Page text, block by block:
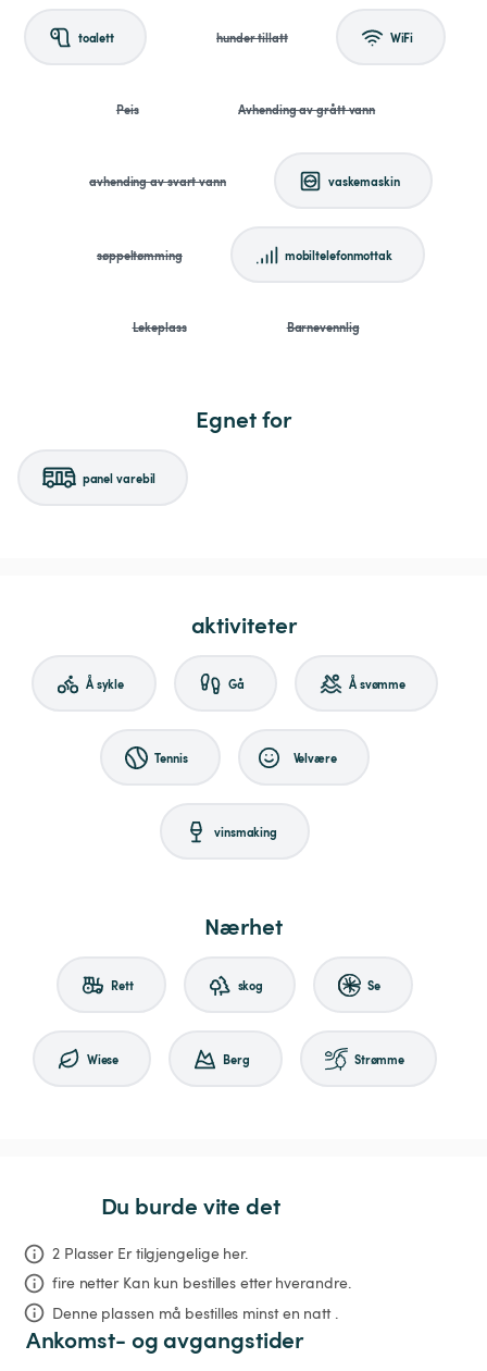
toalett hunder tillatt WiFi
Peis Avhending av grått vann
avhending av svart vann vaskemaskin
søppeltømming mobiltelefonmottak
Lekeplass Barnevennlig
Egnet for
panel varebil
aktiviteter
Å sykle Gå Å svømme
Tennis Velvære
vinsmaking
Nærhet
Rett skog Se
Wiese Berg Strømme
Du burde vite det
2 Plasser Er tilgjengelige her.
fire netter Kan kun bestilles etter hverandre.
Denne plassen må bestilles minst en natt .
Ankomst- og avgangstider